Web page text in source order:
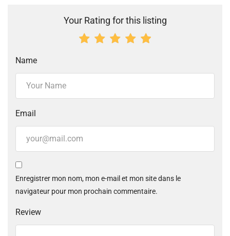
Your Rating for this listing
Name
Email
Enregistrer mon nom, mon e-mail et mon site dans le
navigateur pour mon prochain commentaire.
Review